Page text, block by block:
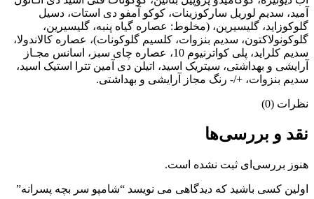
آمید، سدیم لوریل سارکوزینات، کوکو آمفو دی استات، دسیل
گلوکوزاید، گلیسیرین، (مخلوط: عصاره گیاه پنبه، گلیسیرین،
گلوکونولاکتون، سدیم بنزوات، کلسیم گلوکونات)، عصاره کالاندولا،
سدیم کلراید، پلی کواترنیوم 10، عصاره چای سبز، اسانس مجـاز
آرایشی و بهداشتی، سیتریک اسید، اتیلن دی آمین تترا استیک اسید،
سدیم بنزوات، +/- رنگ مجاز آرایشی و بهداشتی.
نظرات (0)
نقد و بررسی‌ها
هنوز بررسی‌ای ثبت نشده است.
اولین کسی باشید که دیدگاهی می نویسد “شامپو سر بچه پسرانه”